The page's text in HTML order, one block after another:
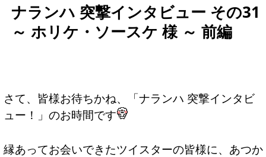
ナランハ 突撃インタビュー その31
～ ホリケ・ソースケ 様 ～ 前編
さて、皆様お待ちかね、「ナランハ 突撃インタビ
ュー！」のお時間です
縁あってお会いできたツイスターの皆様に、あつか